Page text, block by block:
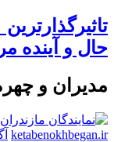
حال و آینده
مدیران و
ketabenokhbegan.ir